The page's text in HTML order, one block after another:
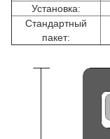
Установка:
Стандартный
пакет: